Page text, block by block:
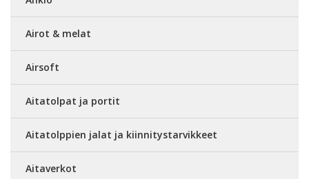
Airot & melat
Airsoft
Aitatolpat ja portit
Aitatolppien jalat ja kiinnitystarvikkeet
Aitaverkot